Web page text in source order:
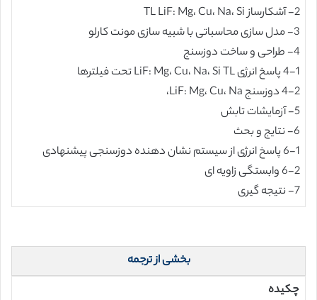
2- آشکارساز TL LiF: Mg، Cu، Na، Si
3- مدل سازی محاسباتی با شبیه سازی مونت کارلو
4- طراحی و ساخت دوزسنج
4-1 پاسخ انرژی LiF: Mg، Cu، Na، Si TL تحت فیلترها
4-2 دوزسنج LiF: Mg، Cu، Na،
5- آزمایشات تابش
6- نتایج و بحث
6-1 پاسخ انرژی از سیستم نشان دهنده دوزسنجی پیشنهادی
6-2 وابستگی زاویه ای
7- نتیجه گیری
بخشی از ترجمه
چکیده